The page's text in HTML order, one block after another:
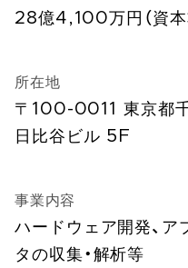
28億4,100万円（資本
所在地
〒100-0011 東京都
日比谷ビル 5F
事業内容
ハードウェア開発、ア
タの収集・解析等